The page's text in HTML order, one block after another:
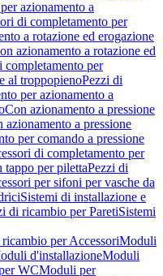
azionamento a
di completamento per
a rotazione ed erogazione
azionamento a rotazione ed
completamento per
al troppopienoPezzi di
per azionamento a
Con azionamento a pressione
a pressione
per comando a pressione
di completamento per
tappo per pilettaPezzi di
per sifoni per vasche da
Sistemi di installazione e
di ricambio per ParetiSistemi
per AccessoriModuli
d'installazioneModuli
WCModuli per